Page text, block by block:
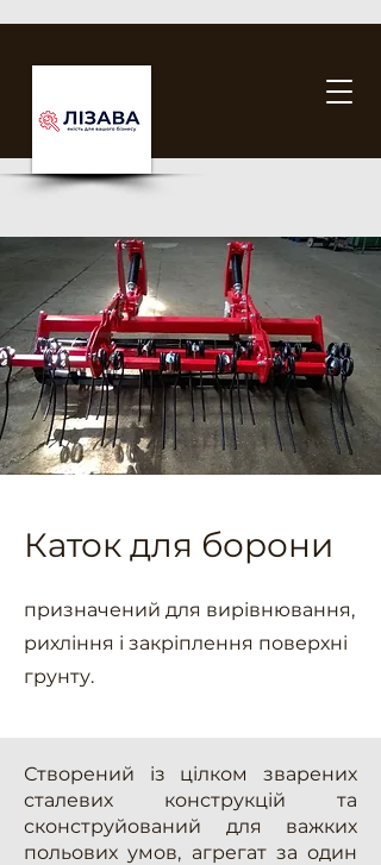
Каток для борони
призначений для вирівнювання,
рихління і закріплення поверхні
грунту.
Створений із цілком зварених
сталевих конструкцій та
сконструйований для важких
польових умов, агрегат за один